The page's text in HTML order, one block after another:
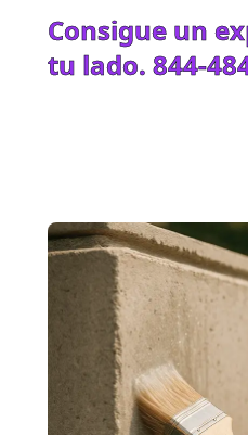
Consigue un
tu lado. 844-